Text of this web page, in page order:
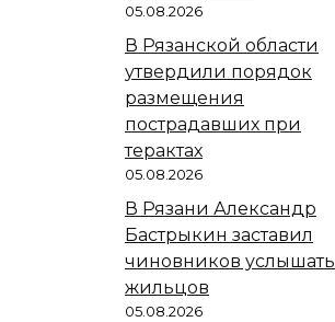
05.08.2026
В Рязанской области
утвердили порядок
размещения
пострадавших при
терактах
05.08.2026
В Рязани Александр
Бастрыкин заставил
чиновников услышать
жильцов
05.08.2026